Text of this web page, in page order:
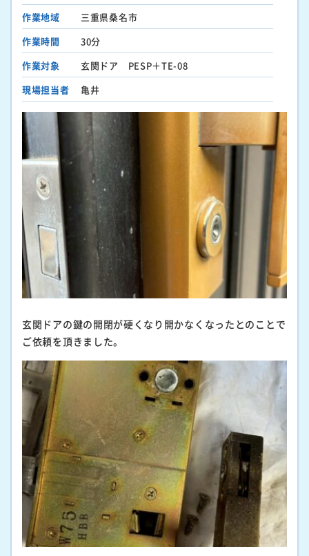
作業地域
三重県桑名市
作業時間
30分
作業対象
玄関ドア PESP＋TE-08
現場担当者
亀井
玄関ドアの鍵の開閉が硬くなり開かなくなったとのことで
ご依頼を頂きました。